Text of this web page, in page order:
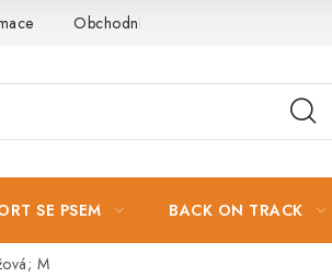
Obchodní podmínky
SE PSEM BACK ON TRACK
M